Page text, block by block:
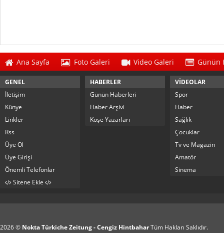
Ana Sayfa Foto Galeri Video Galeri Günün
GENEL
İletişim
Künye
Linkler
Rss
Üye Ol
Üye Girişi
Önemli Telefonlar
Sitene Ekle
HABERLER
Günün Haberleri
Haber Arşivi
Köşe Yazarları
VİDEOLAR
Spor
Haber
Sağlık
Çocuklar
Tv ve Magazin
Amatör
Sinema
2026 © Nokta Türkiche Zeitung - Cengiz HintbaharTüm Hakları Saklıdır.